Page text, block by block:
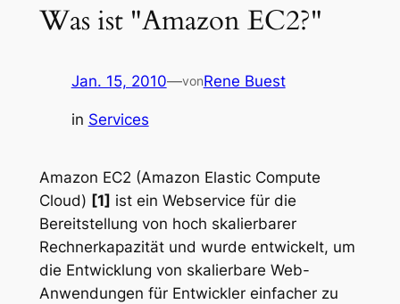
Was ist "Amazon EC2?"
Jan. 15, 2010—vonRene Buest
in Services
Amazon EC2 (Amazon Elastic Compute
Cloud) [1] ist ein Webservice für die
Bereitstellung von hoch skalierbarer
Rechnerkapazität und wurde entwickelt, um
die Entwicklung von skalierbare Web-
Anwendungen für Entwickler einfacher zu